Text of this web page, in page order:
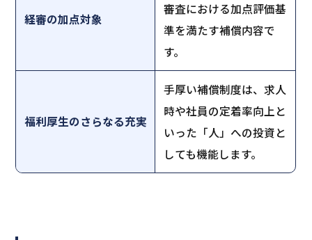
経審の加点対象
審査における加点評価基
準を満たす補償内容で
す。
福利厚生のさらなる充実
手厚い補償制度は、求人
時や社員の定着率向上と
いった「人」への投資と
しても機能します。